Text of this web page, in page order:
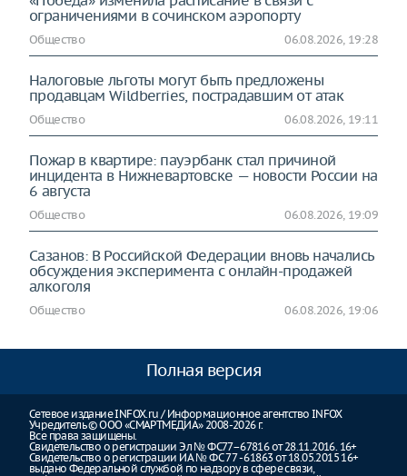
ограничениями в сочинском аэропорту
Общество 06.08.2026, 19:28
Налоговые льготы могут быть предложены
продавцам Wildberries, пострадавшим от атак
Общество 06.08.2026, 19:11
Пожар в квартире: пауэрбанк стал причиной
инцидента в Нижневартовске — новости России на
6 августа
Общество 06.08.2026, 19:09
Сазанов: В Российской Федерации вновь начались
обсуждения эксперимента с онлайн-продажей
алкоголя
Общество 06.08.2026, 19:06
Полная версия
Сетевое издание INFOX.ru / Информационное агентство INFOX
Учредитель © ООО «СМАРТМЕДИА» 2008-2026 г.
Все права защищены.
Свидетельство о регистрации Эл № ФС77–67816 от 28.11.2016. 16+
Свидетельство о регистрации ИА № ФС 77 - 61863 от 18.05.2015 16+
выдано Федеральной службой по надзору в сфере связи,